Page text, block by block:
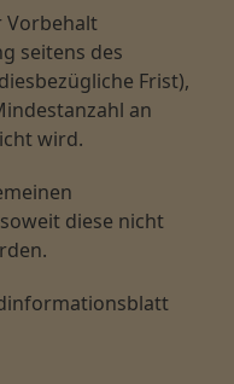
Vorbehalt
seitens des
Frist),
an
wird.
diese nicht